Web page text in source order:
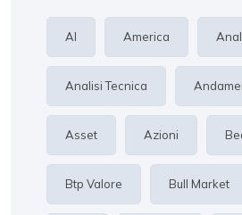
AI America
Analisi Tecnica
Asset Azioni
Btp Valore Bull Market